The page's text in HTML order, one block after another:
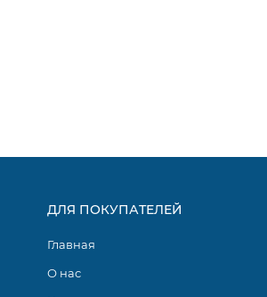
ДЛЯ ПОКУПАТЕЛЕЙ
Главная
О нас